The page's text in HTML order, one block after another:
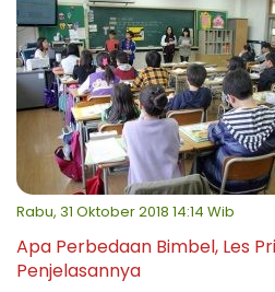
Rabu, 31 Oktober 2018 14:14 Wib
Apa Perbedaan Bimbel, Les
Penjelasannya